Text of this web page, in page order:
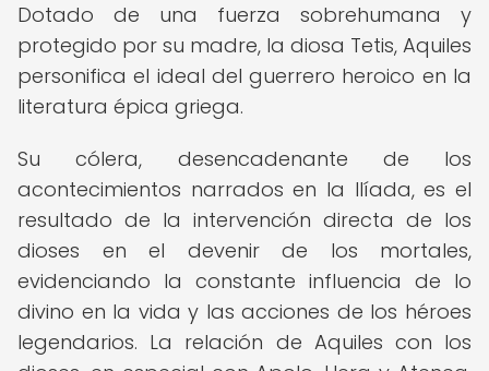
Dotado de una fuerza sobrehumana y
protegido por su madre, la diosa Tetis, Aquiles
personifica el ideal del guerrero heroico en la
literatura épica griega.
Su cólera, desencadenante de los
acontecimientos narrados en la Ilíada, es el
resultado de la intervención directa de los
dioses en el devenir de los mortales,
evidenciando la constante influencia de lo
divino en la vida y las acciones de los héroes
legendarios. La relación de Aquiles con los